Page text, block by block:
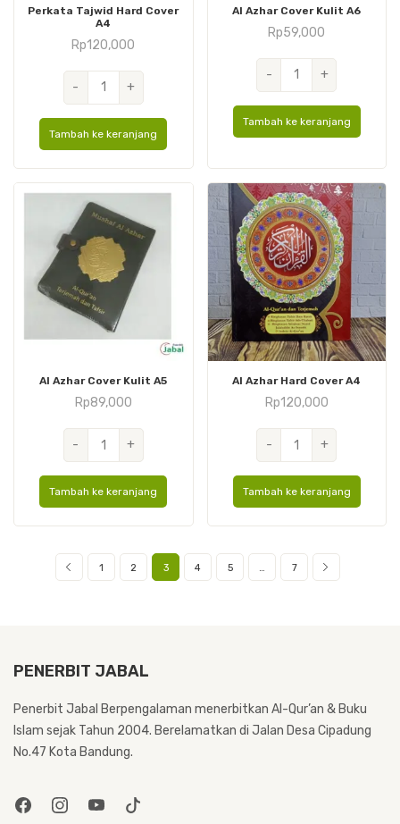
Perkata Tajwid Hard Cover
A4
Rp120,000
-
Kuantitas
Perkata
Tajwid
Cover
A4
+
Tambah ke keranjang
Al Azhar Cover Kulit A6
Rp59,000
-
Kuantitas
Al
Azhar
+
Tambah ke keranjang
Al Azhar Cover Kulit A5
Rp89,000
-
Kuantitas
Al
Azhar
Kulit
+
Tambah ke keranjang
Al Azhar Hard Cover A4
Rp120,000
-
Kuantitas
Al
Azhar
Cover
+
Tambah ke keranjang
1 2 3 4 5 … 7
PENERBIT JABAL
Penerbit Jabal Berpengalaman menerbitkan Al-Qur’an & Buku
Islam sejak Tahun 2004. Berelamatkan di Jalan Desa Cipadung
No.47 Kota Bandung.